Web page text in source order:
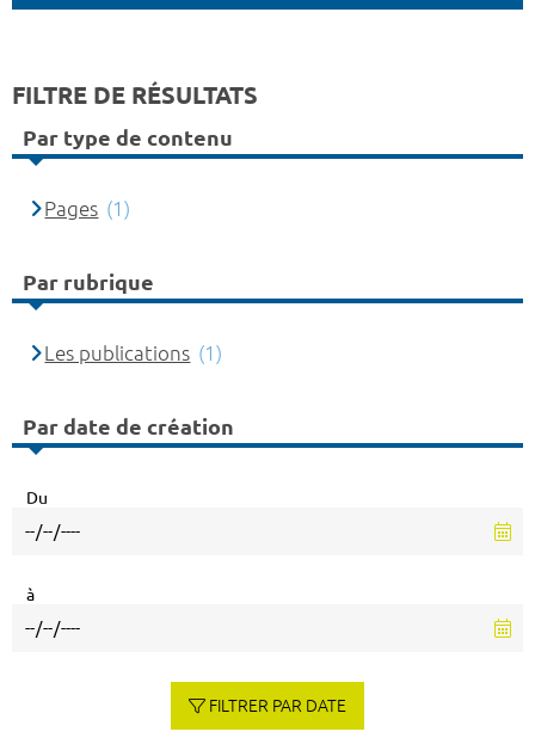
FILTRE DE RÉSULTATS
Par type de contenu
Pages (1)
Par rubrique
Les publications (1)
Par date de création
Du
à
FILTRER PAR DATE